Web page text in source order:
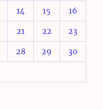
14 15 16
21 22 23
28 29 30